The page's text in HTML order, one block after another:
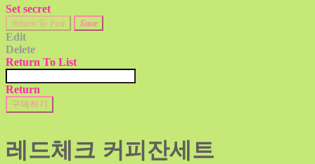
Set secret
Return To Post Save
Edit
Delete
Return To List
Return
구매하기
레드체크 커피잔세트